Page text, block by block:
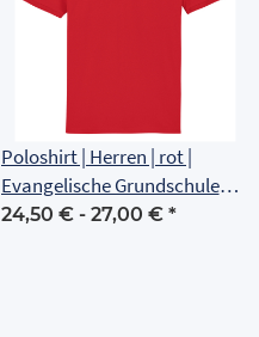
Poloshirt | Herren | rot |
Evangelische Grundschule
Erfurt
24,50 € - 27,00 € *